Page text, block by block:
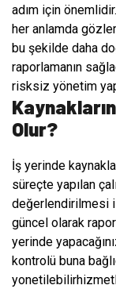
adım için
her anlamda
bu şekilde daha
raporlamanın
risksiz yönetim
Olur?
İş yerinde
süreçte yapılan
değerlendirilmesi
güncel olarak
yerinde
kontrolü buna